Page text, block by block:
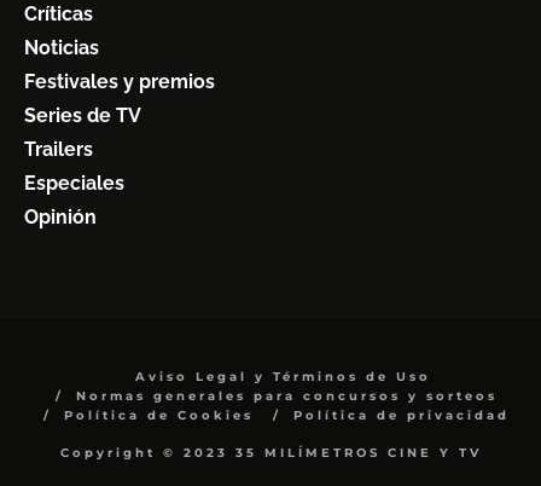
Críticas
Noticias
Festivales y premios
Series de TV
Trailers
Especiales
Opinión
Aviso Legal y Términos de Uso
Normas generales para concursos y sorteos
Política de Cookies
Política de privacidad
Copyright © 2023 35 MILÍMETROS CINE Y TV